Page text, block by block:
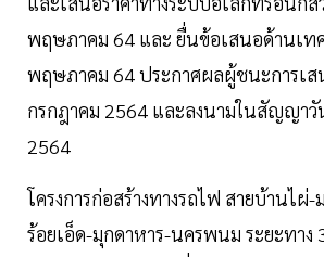
พฤษภาคม 64 และ ยื่นข้อเสนอด้านเ
พฤษภาคม 64 ประกาศผลผู้ชนะการเส
กรกฎาคม 2564 และลงนามในสัญญาวั
2564
โครงการก่อสร้างทางรถไฟ สายบ้านไผ่-
ร้อยเอ็ด-มุกดาหาร-นครพนม ระยะทาง